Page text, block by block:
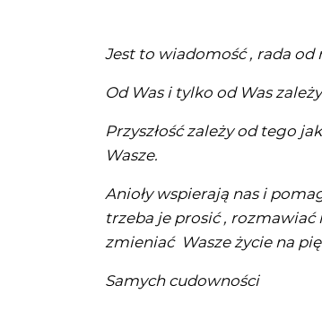
Jest to wiadomość , rada od
Od Was i tylko od Was
Przyszłość zależy od tego
Wasze.
Anioły wspierają nas i
trzeba je prosić ,
zmieniać Wasze życie na
Samych cudowności